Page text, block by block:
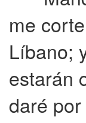
me
Líbano;
estarán
daré